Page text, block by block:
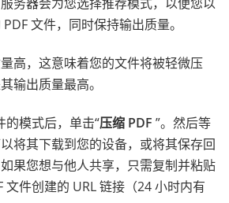
文件，同时保持输出质量。
高，这意味着您的文件将被轻微压
输出质量最高。
的模式后，单击“压缩 PDF ”。然后等
将其下载到您的设备，或将其保存回
果您想与他人共享，只需复制并粘贴
文件创建的 URL 链接（24 小时内有